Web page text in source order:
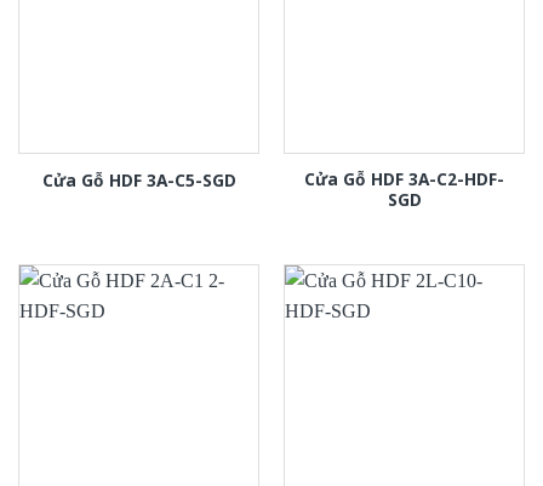
Cửa Gỗ HDF 3A-C5-SGD
Cửa Gỗ HDF 3A-C2-HDF-
SGD